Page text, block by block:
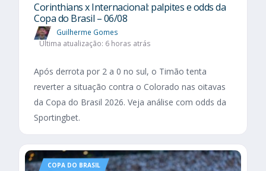
Corinthians x Internacional: palpites e odds da
Copa do Brasil – 06/08
Guilherme Gomes
Última atualização: 6 horas atrás
Após derrota por 2 a 0 no sul, o Timão tenta
reverter a situação contra o Colorado nas oitavas
da Copa do Brasil 2026. Veja análise com odds da
Sportingbet.
COPA DO BRASIL